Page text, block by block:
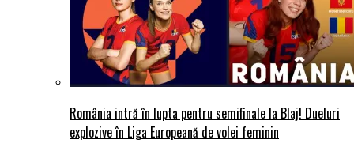
România intră în lupta pentru semifinale la Blaj! Dueluri
explozive în Liga Europeană de volei feminin